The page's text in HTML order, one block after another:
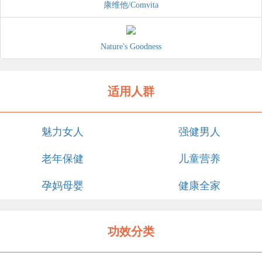
康维他/Comvita
Nature's Goodness
适用人群
魅力女人 强健男人
老年保健 儿童营养
孕妈母婴 健康全家
功效分类